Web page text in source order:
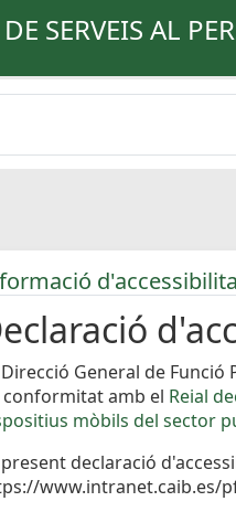
SERVEIS AL
Direcció General de
conformitat amb el Reial
mòbils del sector
present declaració
www.intranet.caib.es/